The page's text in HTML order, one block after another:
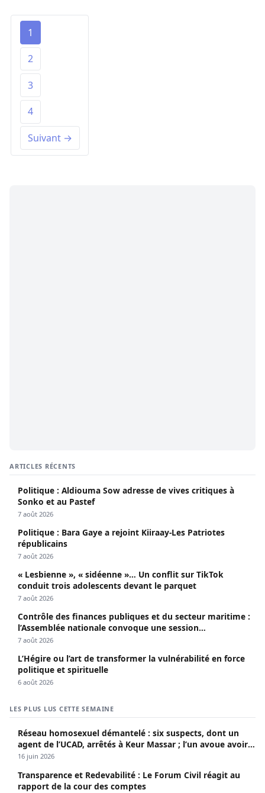
1
2
3
4
Suivant →
ARTICLES RÉCENTS
Politique : Aldiouma Sow adresse de vives critiques à
Sonko et au Pastef
7 août 2026
Politique : Bara Gaye a rejoint Kiiraay-Les Patriotes
républicains
7 août 2026
« Lesbienne », « sidéenne »… Un conflit sur TikTok
conduit trois adolescents devant le parquet
7 août 2026
Contrôle des finances publiques et du secteur maritime :
l’Assemblée nationale convoque une session
extraordinaire
7 août 2026
L’Hégire ou l’art de transformer la vulnérabilité en force
politique et spirituelle
6 août 2026
LES PLUS LUS CETTE SEMAINE
Réseau homosexuel démantelé : six suspects, dont un
agent de l’UCAD, arrêtés à Keur Massar ; l’un avoue avoir
propagé le VIH depuis 2018
16 juin 2026
Transparence et Redevabilité : Le Forum Civil réagit au
rapport de la cour des comptes